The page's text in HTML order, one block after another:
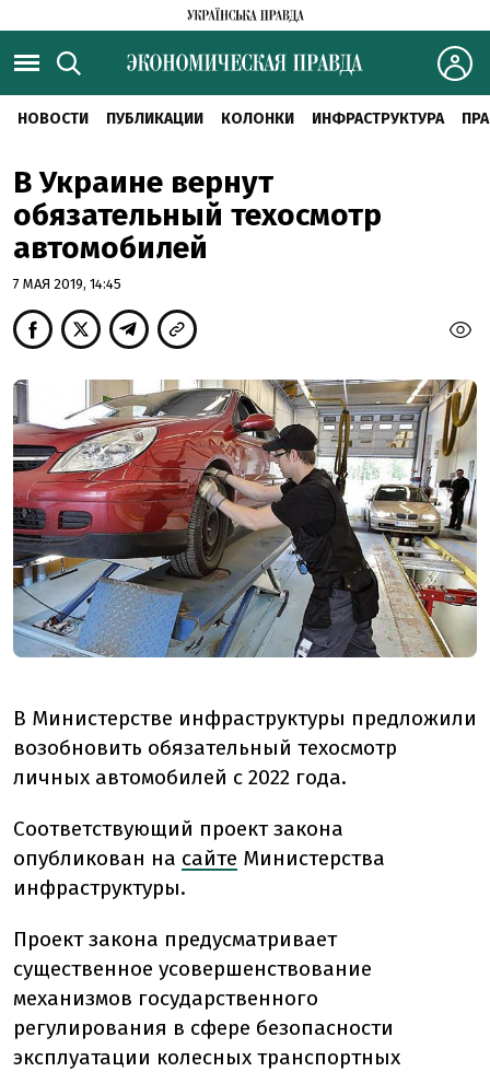
НОВОСТИ ПУБЛИКАЦИИ КОЛОНКИ ИНФРАСТРУКТУРА
В Украине вернут
обязательный техосмотр
автомобилей
7 МАЯ 2019, 14:45
В Министерстве инфраструктуры предложили
возобновить обязательный техосмотр
личных автомобилей с 2022 года.
Соответствующий проект закона
опубликован на сайте Министерства
инфраструктуры.
Проект закона предусматривает
существенное усовершенствование
механизмов государственного
регулирования в сфере безопасности
эксплуатации колесных транспортных